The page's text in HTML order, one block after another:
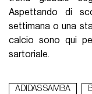
Aspettando di
settimana o una
calcio sono qui
sartoriale.
ADIDAS SAMBA